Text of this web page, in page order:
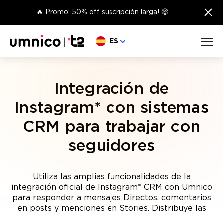
🔥 Promo: 50% off suscripción larga! 🤑 ×
Elige lengua
ES
Integración de
Instagram* con sistemas
CRM para trabajar con
seguidores
Utiliza las amplias funcionalidades de la
integración oficial de Instagram* CRM con Umnico
para responder a mensajes Directos, comentarios
en posts y menciones en Stories. Distribuye las